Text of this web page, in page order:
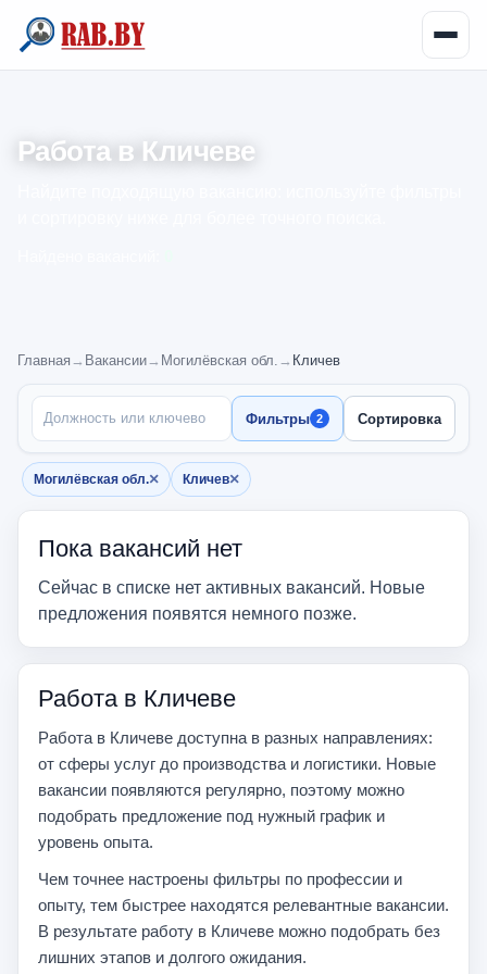
Работа в Кличеве
Главная → Вакансии→ Могилёвская обл. → Кличев
ПОИСК ПО НАЗВАНИЮ
Фильтры 2 Сортировка
Могилёвская обл.×
Убрать фильтр
Кличев×
Убрать фильтр
Пока вакансий нет
Сейчас в списке нет активных вакансий. Новые
предложения появятся немного позже.
Работа в Кличеве
Работа в Кличеве доступна в разных направлениях:
от сферы услуг до производства и логистики. Новые
вакансии появляются регулярно, поэтому можно
подобрать предложение под нужный график и
уровень опыта.
Чем точнее настроены фильтры по профессии и
опыту, тем быстрее находятся релевантные вакансии.
В результате работу в Кличеве можно подобрать без
лишних этапов и долгого ожидания.